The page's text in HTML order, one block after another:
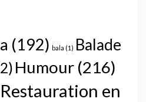
(192) bala (1) Balade
Humour (216)
Restauration en